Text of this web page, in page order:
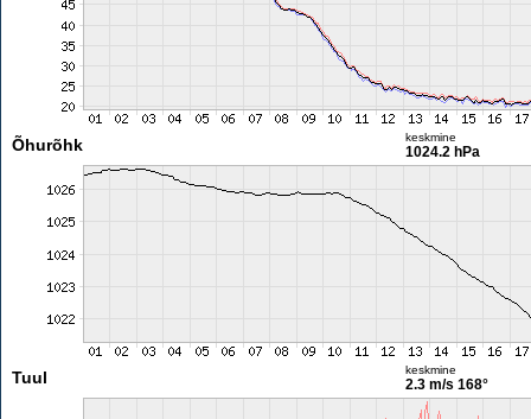
Õhurõhk keskmine
1024.2 hPa
Tuul keskmine
2.3 m/s 168°